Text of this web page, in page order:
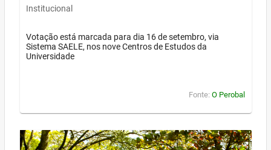
Institucional
Votação está marcada para dia 16 de setembro, via
Sistema SAELE, nos nove Centros de Estudos da
Universidade
Fonte: O Perobal